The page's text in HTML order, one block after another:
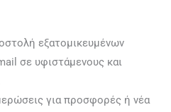
εξατομικευμένων
σε υφιστάμενους και
για προσφορές ή νέα